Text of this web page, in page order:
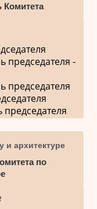
Комитета
председателя -
председателя
председателя
и архитектуре
по